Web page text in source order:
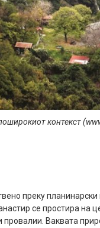
контекст
преку
се простира на
провалии. Ваквата